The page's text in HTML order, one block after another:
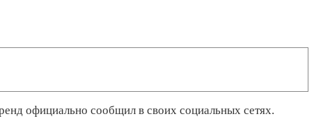
официально сообщил в своих социальных сетях.